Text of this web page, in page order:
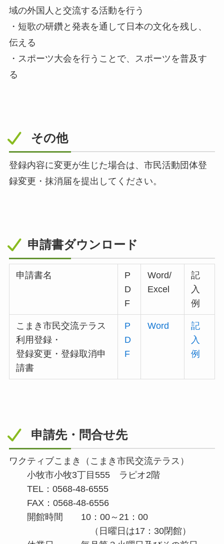
域の外国人と交流する活動を行う
・短歌の研鑽と発表を通して日本の文化を残し、
伝える
・スポーツ大会を行うことで、スポーツを普及す
る
その他
登録内容に変更が生じた場合は、市民活動団体登
録変更・抹消届を提出してください。
申請書ダウンロード
申請書名
P
D
F
Word/
Excel
記
入
例
こまき市民交流テラス
利用登録・
登録変更・登録取消申
請書
P
D
F
Word
記
入
例
申請先・問合せ先
ワクティブこまき（こまき市民交流テラス）
小牧市小牧3丁目555 ラピオ2階
TEL：0568-48-6555
FAX：0568-48-6556
開館時間 10：00～21：00
（日曜日は17：30閉館）